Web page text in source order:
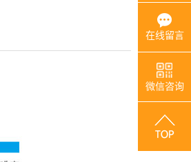
在线留言
微信咨询